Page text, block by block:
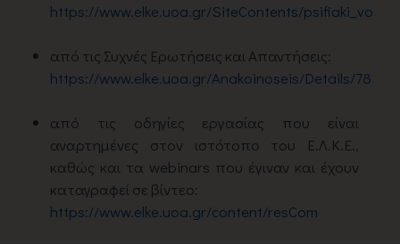
https://www.elke.uoa.gr/SiteContents/
από τις Συχνές Ερωτήσεις και Απαντήσεις:
https://www.elke.uoa.gr/Anakoinoseis/Details/7832
από τις οδηγίες εργασίας που είναι
αναρτημένες στον ιστότοπο του Ε.Λ.Κ.Ε.,
καθώς και τα webinars που έγιναν και έχουν
καταγραφεί σε βίντεο:
https://www.elke.uoa.gr/content/resCom